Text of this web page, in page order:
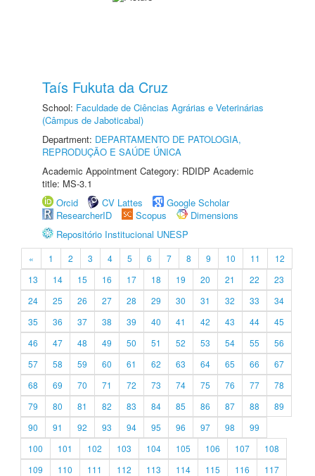
Taís Fukuta da Cruz
School: Faculdade de Ciências Agrárias e Veterinárias
(Câmpus de Jaboticabal)
Department: DEPARTAMENTO DE PATOLOGIA,
REPRODUÇÃO E SAÚDE ÚNICA
Academic Appointment Category: RDIDP Academic
title: MS-3.1
Orcid
CV Lattes
Google Scholar
ResearcherID
Scopus
Dimensions
Repositório Institucional UNESP
« 1 2 3 4 5 6 7 8 9 10 11
12
13
14 15 16 17 18 19 20 21 22
23
24
25 26 27 28 29 30 31 32 33
34
35
36 37 38 39 40 41 42 43 44
45
46
47 48 49 50 51 52 53 54 55
56
57
58 59 60 61 62 63 64 65 66
67
68
69 70 71 72 73 74 75 76 77
78
79
80 81 82 83 84 85 86 87 88
89
90
91 92 93 94 95 96 97 98
99
100
101 102 103 104 105 106 107
108
109
110 111 112 113 114 115 116
117